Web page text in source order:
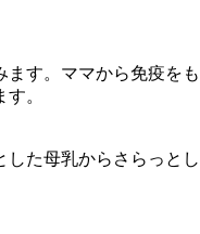
ます。ママから免疫をも
。
した母乳からさらっとし